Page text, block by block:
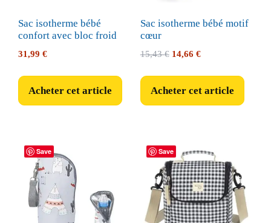
Sac isotherme bébé
confort avec bloc froid
31,99 €
Acheter cet article
Sac isotherme bébé motif
cœur
15,43€ Le
était :
14,66 €Le
est :
Acheter cet article
Save Save